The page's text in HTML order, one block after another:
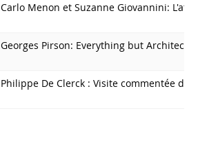
Carlo Menon et Suzanne Giovannini:
Georges Pirson: Everything but
Philippe De Clerck : Visite commentée de